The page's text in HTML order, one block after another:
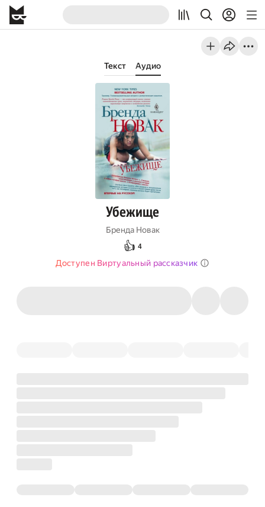
Текст Аудио
Убежище
Бренда Новак
👍 4
Доступен Виртуальный рассказчик